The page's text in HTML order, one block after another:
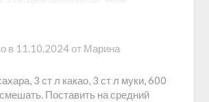
в 11.10.2024от Марина
3 ст л какао, 3 ст л муки, 600
Поставить на средний